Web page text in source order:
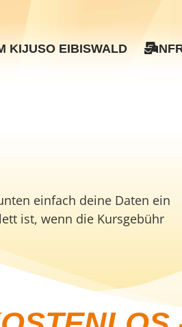
KIJUSO EIBISWALD
einfach deine Daten ein
ist, wenn die Kursgebühr